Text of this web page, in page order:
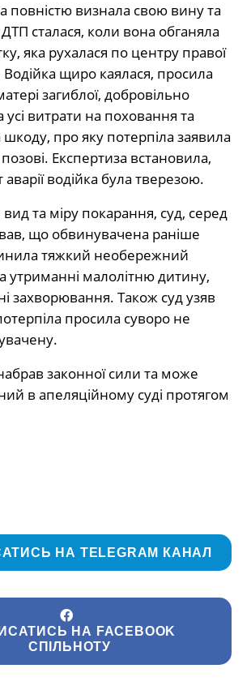
повністю визнала свою вину та
сталася, коли вона обганяла
яка рухалася по центру правої
щиро каялася, просила
загиблої, добровільно
витрати на поховання та
про яку потерпіла заявила
Експертиза встановила,
водійка була тверезою.
та міру покарання, суд, серед
що обвинувачена раніше
тяжкий необережний
утриманні малолітню дитину,
захворювання. Також суд узяв
просила суворо не
законної сили та може
в апеляційному суді протягом
НА TELEGRAM КАНАЛ
НА FACEBOOK
СПІЛЬНОТУ